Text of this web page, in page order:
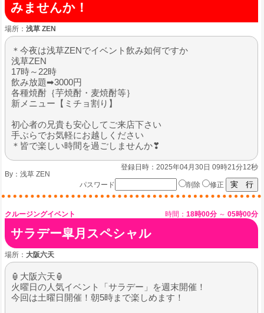
みませんか！
場所： 浅草 ZEN
＊今夜は浅草ZENでイベント飲み如何ですか
浅草ZEN
17時～22時
飲み放題➡3000円
各種焼酎｛芋焼酎・麦焼酎等｝
新メニュー【ミチョ割り】
初心者の兄貴も安心してご来店下さい
手ぶらでお気軽にお越しください
＊皆で楽しい時間を過ごしませんか❣
登録日時：2025年04月30日 09時21分12秒
By： 浅草 ZEN
パスワード
削除 修正
クルージングイベント 時間： 18時00分 ～ 05時00分
サラデー皐月スペシャル
場所： 大阪六天
🏮大阪六天🏮
火曜日の人気イベント「サラデー」を週末開催！
今回は土曜日開催！朝5時まで楽しめます！